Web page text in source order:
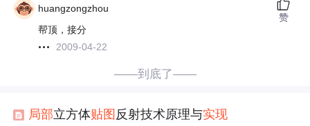
huangzongzhou
帮顶，接分
2009-04-22
赞
——到底了——
局部立方体贴图 反射技术原理与实现